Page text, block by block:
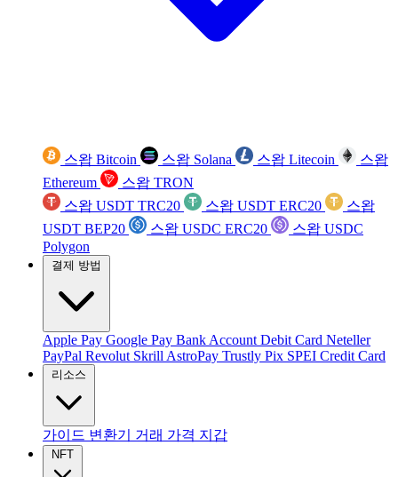
스왑 Bitcoin 스왑 Solana 스왑 Litecoin
스왑
Ethereum
스왑 TRON
스왑 USDT TRC20
스왑 USDT ERC20
스왑
USDT BEP20
스왑 USDC ERC20
스왑 USDC
Polygon
결제 방법
Apple Pay Google Pay Bank Account Debit Card Neteller
PayPal Revolut Skrill AstroPay Trustly Pix SPEI Credit Card
리소스
가이드 변환기 거래 가격 지갑
NFT